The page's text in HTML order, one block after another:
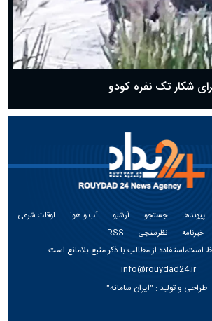
شکار تک نفره کودو
پیوندها جستجو آرشیو آب و هوا
اوقات شرعی
خبرنامه
نظرسنجی RSS
است،استفاده از مطالب با ذکر منبع بلامانع است
info@rouydad24.ir
طراحی و تولید : "ایران سامانه"